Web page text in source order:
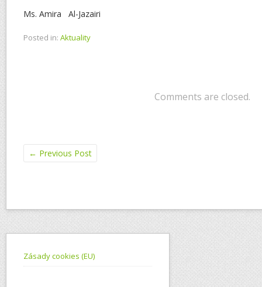
Ms. Amira Al-Jazairi
Posted in: Aktuality
Comments are closed.
← Previous Post
Zásady cookies (EU)